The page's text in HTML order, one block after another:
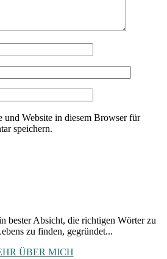
und Website in diesem Browser für
speichern.
bester Absicht, die richtigen Wörter zu
zu finden, gegründet...
ÜBER MICH